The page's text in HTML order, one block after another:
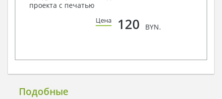
проекта с печатью
Цена 120 BYN.
Подобные